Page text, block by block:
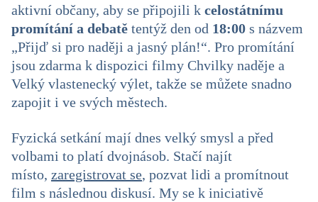
aktivní občany, aby se připojili k celostátnímu
promítání a debatě tentýž den od 18:00 s názvem
„Přijď si pro naději a jasný plán!“. Pro promítání
jsou zdarma k dispozici filmy Chvilky naděje a
Velký vlastenecký výlet, takže se můžete snadno
zapojit i ve svých městech.
Fyzická setkání mají dnes velký smysl a před
volbami to platí dvojnásob. Stačí najít
místo, zaregistrovat se, pozvat lidi a promítnout
film s následnou diskusí. My se k iniciativě